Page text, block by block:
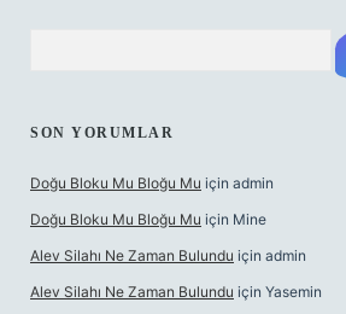
SON YORUMLAR
Doğu Bloku Mu Bloğu Mu için admin
Doğu Bloku Mu Bloğu Mu için Mine
Alev Silahı Ne Zaman Bulundu için admin
Alev Silahı Ne Zaman Bulundu için Yasemin